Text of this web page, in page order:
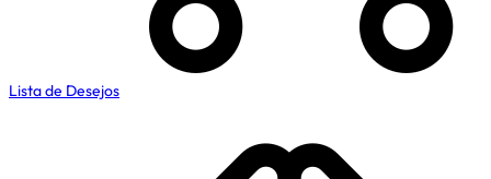
Lista de Desejos